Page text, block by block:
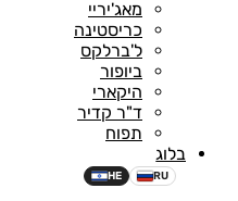
מאג'יריי
כריסטינה
ל'ברלקס
ביופור
היקארי
ד"ר קדיר
תפוח
בלוג
HE